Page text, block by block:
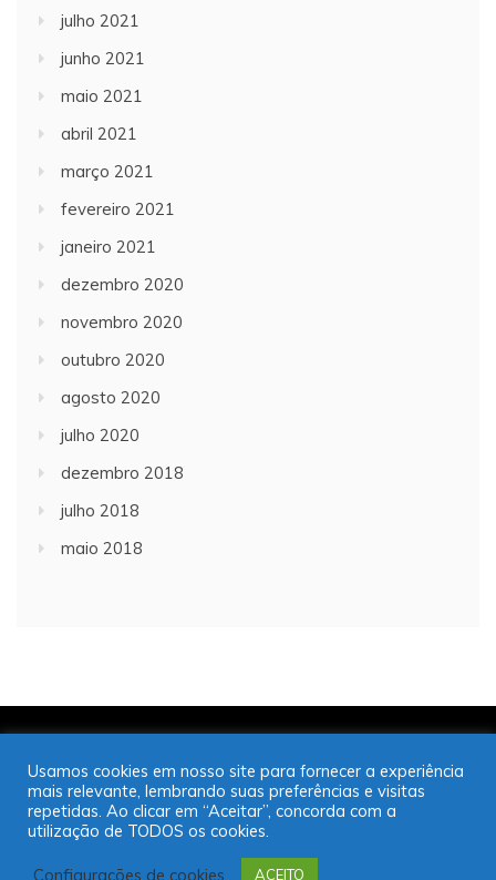
julho 2021
junho 2021
maio 2021
abril 2021
março 2021
fevereiro 2021
janeiro 2021
dezembro 2020
novembro 2020
outubro 2020
agosto 2020
julho 2020
dezembro 2018
julho 2018
maio 2018
99725-9952
Desenvolvido por: José Saul Martins
Usamos cookies em nosso site para fornecer a experiência
mais relevante, lembrando suas preferências e visitas
repetidas. Ao clicar em “Aceitar”, concorda com a
utilização de TODOS os cookies.
Configurações de cookies ACEITO